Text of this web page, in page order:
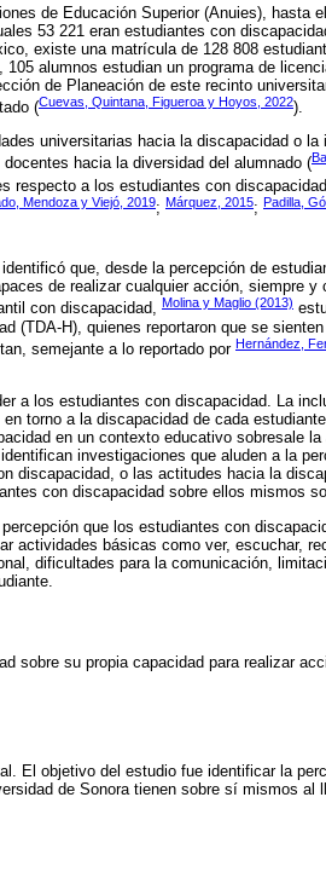
de Educación Superior (Anuies), hasta
53 221 eran estudiantes con
existe una matrícula de 128 808
alumnos estudian un programa de
de Planeación de este recinto
(Cuevas, Quintana, Figueroa y Hoyos, 2022).
universitarias hacia la discapacidad o la
hacia la diversidad del alumnado (
respecto a los estudiantes con
Mendoza y Viejó, 2019; Márquez, 2015; Padilla,
que, desde la percepción de
de realizar cualquier acción, siempre y
con discapacidad, Molina y Maglio (2013)
(TDA-H), quienes reportaron que se
semejante a lo reportado por Hernández,
a los estudiantes con discapacidad. La
torno a la discapacidad de cada
en un contexto educativo sobresale
investigaciones que aluden a la
discapacidad, o las actitudes hacia la
con discapacidad sobre ellos mismos
que los estudiantes con
actividades básicas como ver, escuchar,
dificultades para la comunicación,
sobre su propia capacidad para realizar
El objetivo del estudio fue identificar la
de Sonora tienen sobre sí mismos al